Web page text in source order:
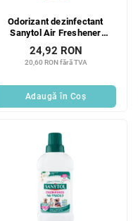
Odorizant dezinfectant
Sanytol Air Freshener
Mountain 300ml
20,60 RON fără TVA
24,92 RON
Adaugă în Coş